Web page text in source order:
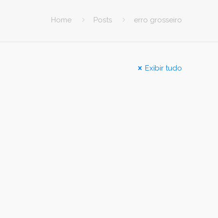
Home Posts erro grosseiro
Exibir tudo